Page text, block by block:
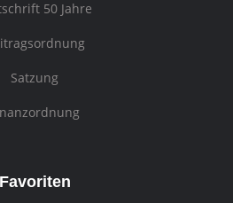
50 Jahre
Satzung
Favoriten